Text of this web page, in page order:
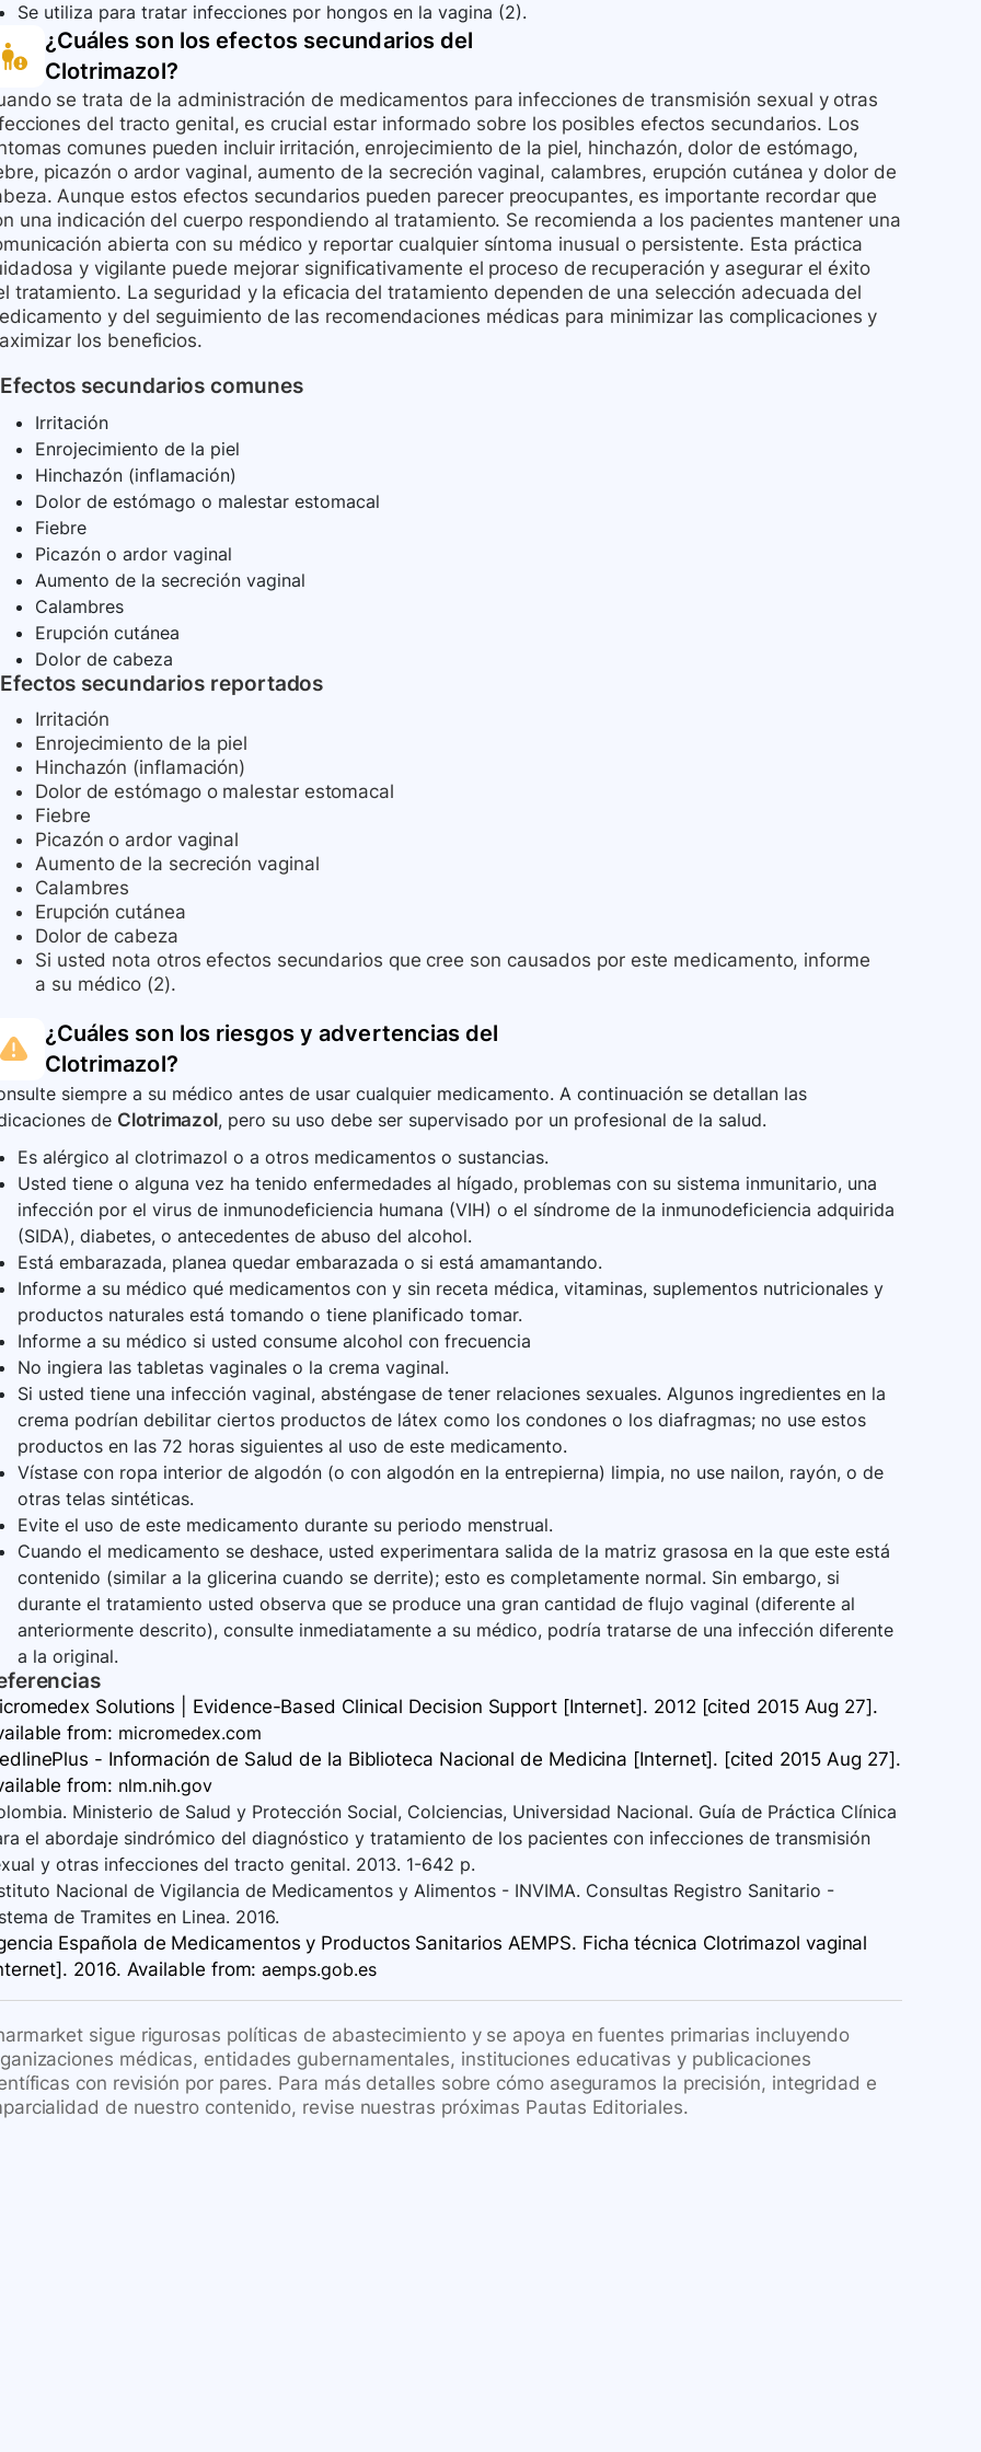
Se utiliza para tratar infecciones por hongos en la vagina (2).
¿Cuáles son los efectos secundarios del
Clotrimazol?
se trata de la administración de medicamentos para infecciones de transmisión sexual y otras
del tracto genital, es crucial estar informado sobre los posibles efectos secundarios. Los
comunes pueden incluir irritación, enrojecimiento de la piel, hinchazón, dolor de estómago,
picazón o ardor vaginal, aumento de la secreción vaginal, calambres, erupción cutánea y dolor de
Aunque estos efectos secundarios pueden parecer preocupantes, es importante recordar que
una indicación del cuerpo respondiendo al tratamiento. Se recomienda a los pacientes mantener una
abierta con su médico y reportar cualquier síntoma inusual o persistente. Esta práctica
y vigilante puede mejorar significativamente el proceso de recuperación y asegurar el éxito
tratamiento. La seguridad y la eficacia del tratamiento dependen de una selección adecuada del
y del seguimiento de las recomendaciones médicas para minimizar las complicaciones y
los beneficios.
Efectos secundarios comunes
Irritación
Enrojecimiento de la piel
Hinchazón (inflamación)
Dolor de estómago o malestar estomacal
Fiebre
Picazón o ardor vaginal
Aumento de la secreción vaginal
Calambres
Erupción cutánea
Dolor de cabeza
Efectos secundarios reportados
Irritación
Enrojecimiento de la piel
Hinchazón (inflamación)
Dolor de estómago o malestar estomacal
Fiebre
Picazón o ardor vaginal
Aumento de la secreción vaginal
Calambres
Erupción cutánea
Dolor de cabeza
Si usted nota otros efectos secundarios que cree son causados por este medicamento, informe
a su médico (2).
¿Cuáles son los riesgos y advertencias del
Clotrimazol?
siempre a su médico antes de usar cualquier medicamento. A continuación se detallan las
de Clotrimazol, pero su uso debe ser supervisado por un profesional de la salud.
Es alérgico al clotrimazol o a otros medicamentos o sustancias.
Usted tiene o alguna vez ha tenido enfermedades al hígado, problemas con su sistema inmunitario, una
infección por el virus de inmunodeficiencia humana (VIH) o el síndrome de la inmunodeficiencia adquirida
(SIDA), diabetes, o antecedentes de abuso del alcohol.
Está embarazada, planea quedar embarazada o si está amamantando.
Informe a su médico qué medicamentos con y sin receta médica, vitaminas, suplementos nutricionales y
productos naturales está tomando o tiene planificado tomar.
Informe a su médico si usted consume alcohol con frecuencia
No ingiera las tabletas vaginales o la crema vaginal.
Si usted tiene una infección vaginal, absténgase de tener relaciones sexuales. Algunos ingredientes en la
crema podrían debilitar ciertos productos de látex como los condones o los diafragmas; no use estos
productos en las 72 horas siguientes al uso de este medicamento.
Vístase con ropa interior de algodón (o con algodón en la entrepierna) limpia, no use nailon, rayón, o de
otras telas sintéticas.
Evite el uso de este medicamento durante su periodo menstrual.
Cuando el medicamento se deshace, usted experimentara salida de la matriz grasosa en la que este está
contenido (similar a la glicerina cuando se derrite); esto es completamente normal. Sin embargo, si
durante el tratamiento usted observa que se produce una gran cantidad de flujo vaginal (diferente al
anteriormente descrito), consulte inmediatamente a su médico, podría tratarse de una infección diferente
a la original.
Solutions | Evidence-Based Clinical Decision Support [Internet]. 2012 [cited 2015 Aug 27].
from: micromedex.com
- Información de Salud de la Biblioteca Nacional de Medicina [Internet]. [cited 2015 Aug 27].
from: nlm.nih.gov
Ministerio de Salud y Protección Social, Colciencias, Universidad Nacional. Guía de Práctica Clínica
el abordaje sindrómico del diagnóstico y tratamiento de los pacientes con infecciones de transmisión
y otras infecciones del tracto genital. 2013. 1-642 p.
Nacional de Vigilancia de Medicamentos y Alimentos - INVIMA. Consultas Registro Sanitario -
de Tramites en Linea. 2016.
Española de Medicamentos y Productos Sanitarios AEMPS. Ficha técnica Clotrimazol vaginal
2016. Available from:aemps.gob.es
sigue rigurosas políticas de abastecimiento y se apoya en fuentes primarias incluyendo
médicas, entidades gubernamentales, instituciones educativas y publicaciones
con revisión por pares. Para más detalles sobre cómo aseguramos la precisión, integridad e
de nuestro contenido, revise nuestras próximas Pautas Editoriales.